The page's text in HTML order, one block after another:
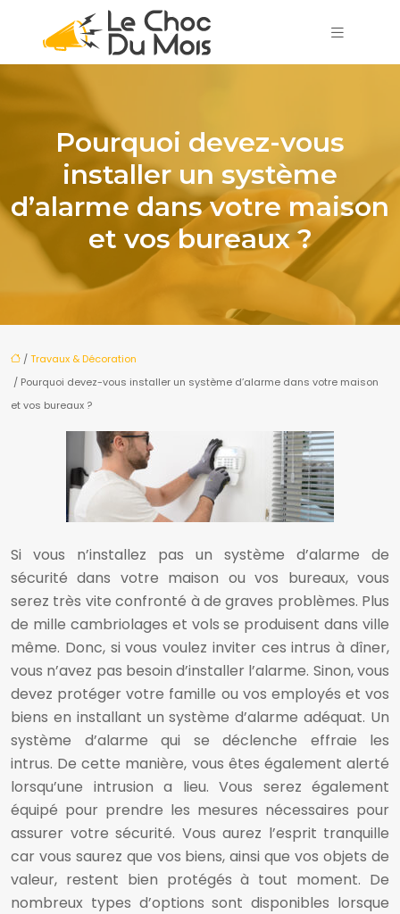
Pourquoi devez-vous
installer un système
d’alarme dans votre maison
et vos bureaux ?
/Travaux & Décoration
/ Pourquoi devez-vous installer un système d’alarme dans votre maison
et vos bureaux ?
Si vous n’installez pas un système d’alarme de
sécurité dans votre maison ou vos bureaux, vous
serez très vite confronté à de graves problèmes. Plus
de mille cambriolages et vols se produisent dans ville
même. Donc, si vous voulez inviter ces intrus à dîner,
vous n’avez pas besoin d’installer l’alarme. Sinon, vous
devez protéger votre famille ou vos employés et vos
biens en installant un système d’alarme adéquat. Un
système d’alarme qui se déclenche effraie les
intrus. De cette manière, vous êtes également alerté
lorsqu’une intrusion a lieu. Vous serez également
équipé pour prendre les mesures nécessaires pour
assurer votre sécurité. Vous aurez l’esprit tranquille
car vous saurez que vos biens, ainsi que vos objets de
valeur, restent bien protégés à tout moment. De
nombreux types d’options sont disponibles lorsque